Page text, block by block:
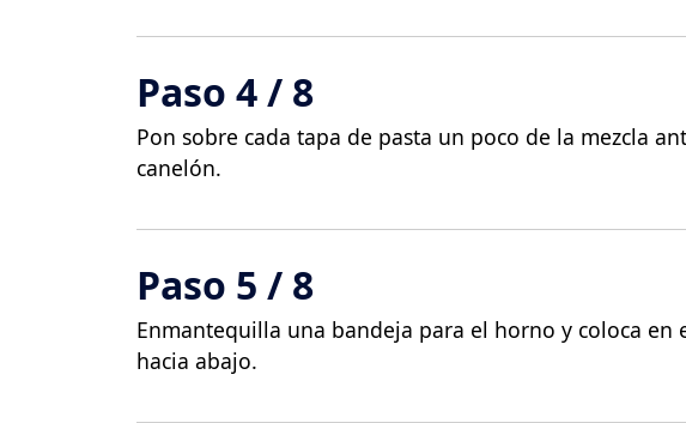
Paso 4 / 8
Pon sobre cada tapa de pasta un poco de la mezcla
canelón.
Paso 5 / 8
Enmantequilla una bandeja para el horno y coloca en
hacia abajo.